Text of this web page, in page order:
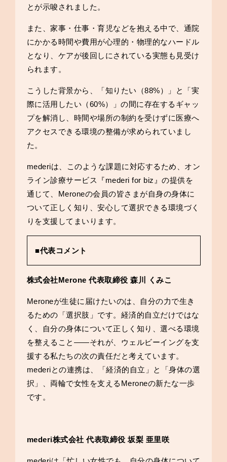
とが示唆されました。
また、家事・仕事・育児などを抱える中で、通院
にかかる時間や費用が心理的・物理的なハードル
となり、ケアが後回しにされている実態も見受け
られます。
こうした背景から、「知りたい（88%）」と「実
際に活用したい（60%）」の間に存在するギャッ
プを解消し、時間や場所の制約を受けずに医療へ
アクセスできる環境の整備が求められていまし
た。
mederiは、このような課題に対応するため、オン
ライン診療サービス『mederi for biz』の提供を
通じて、Meroneの会員の皆さまが自身の身体に
ついて正しく知り、安心して選択できる環境づく
りを支援してまいります。
■代表コメント
株式会社Merone 代表取締役 森川 くみこ
Meroneが生徒に届けたいのは、自分の力で生き
るための「選択肢」です。経済的自立だけではな
く、自分の身体について正しく知り、選べる環境
を整えること——それが、ウェルビーイングを支
援する私たちの次の責任だと考えています。
mederiとの連携は、「経済的自立」と「身体の選
択」、両輪で女性を支えるMeroneの新たな一歩
です。
mederi株式会社 代表取締役 坂梨 亜里咲